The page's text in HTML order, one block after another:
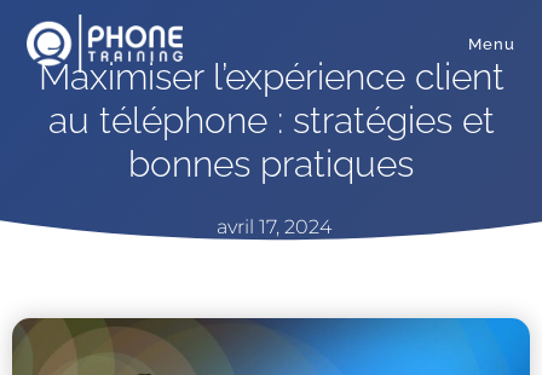
Menu
Maximiser l’expérience client
au téléphone : stratégies et
bonnes pratiques
avril 17, 2024